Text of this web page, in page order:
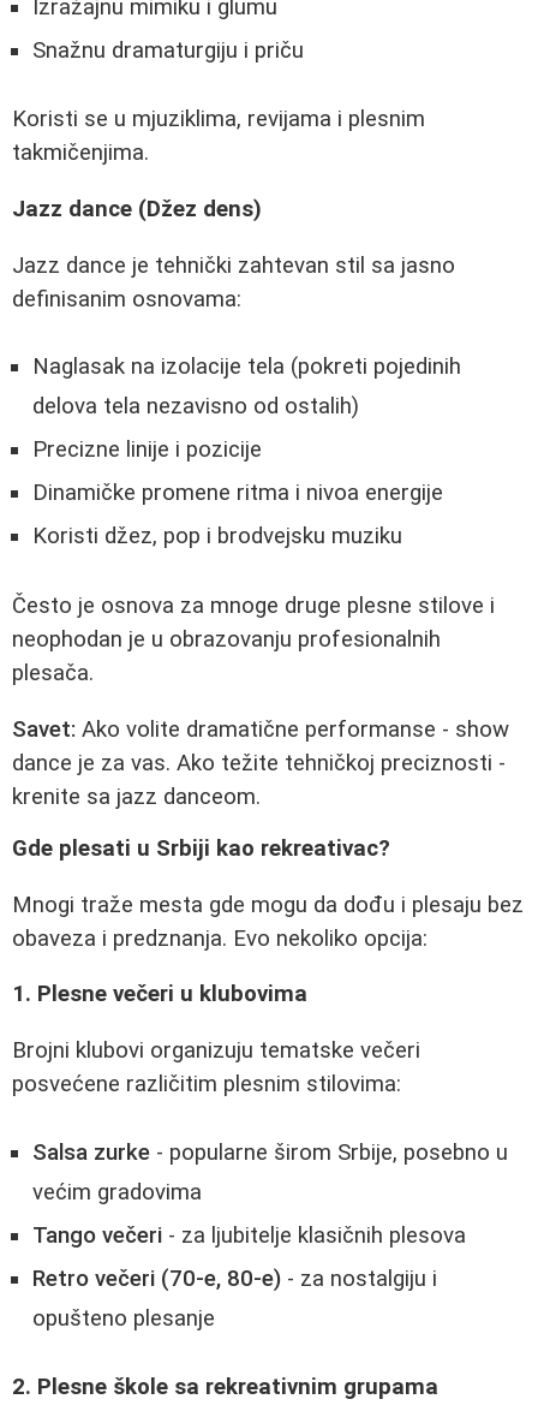
Izražajnu mimiku i glumu
Snažnu dramaturgiju i priču
Koristi se u mjuziklima, revijama i plesnim
takmičenjima.
Jazz dance (Džez dens)
Jazz dance je tehnički zahtevan stil sa jasno
definisanim osnovama:
Naglasak na izolacije tela (pokreti pojedinih
delova tela nezavisno od ostalih)
Precizne linije i pozicije
Dinamičke promene ritma i nivoa energije
Koristi džez, pop i brodvejsku muziku
Često je osnova za mnoge druge plesne stilove i
neophodan je u obrazovanju profesionalnih
plesača.
Savet: Ako volite dramatične performanse - show
dance je za vas. Ako težite tehničkoj preciznosti -
krenite sa jazz danceom.
Gde plesati u Srbiji kao rekreativac?
Mnogi traže mesta gde mogu da dođu i plesaju bez
obaveza i predznanja. Evo nekoliko opcija:
1. Plesne večeri u klubovima
Brojni klubovi organizuju tematske večeri
posvećene različitim plesnim stilovima:
Salsa zurke - popularne širom Srbije, posebno u
većim gradovima
Tango večeri - za ljubitelje klasičnih plesova
Retro večeri (70-e, 80-e) - za nostalgiju i
opušteno plesanje
2. Plesne škole sa rekreativnim grupama